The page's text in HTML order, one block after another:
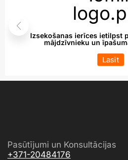
Izsekošanas ierīces ietilpst
mājdzīvnieku un
Lasīt
Pasūtījumi un Konsultācijas
+371-20484176